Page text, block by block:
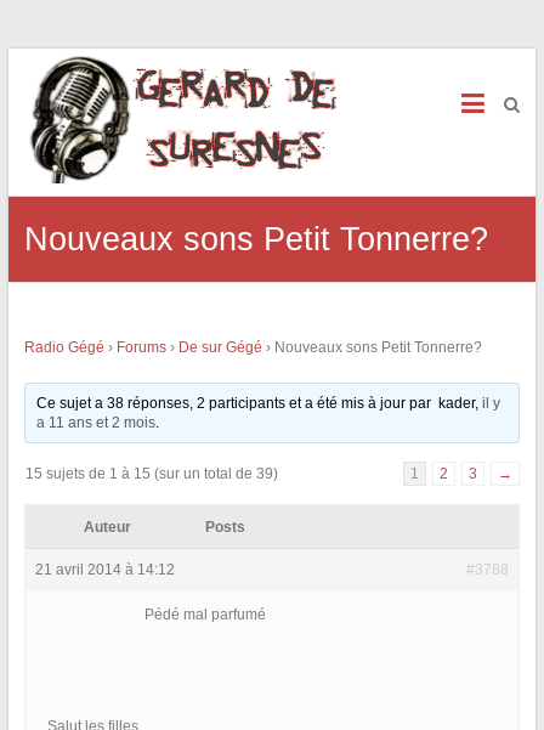
Nouveaux sons Petit Tonnerre?
Radio Gégé › Forums › De sur Gégé › Nouveaux sons Petit Tonnerre?
Ce sujet a 38 réponses, 2 participants et a été mis à jour par kader, il y
a 11 ans et 2 mois.
15 sujets de 1 à 15 (sur un total de 39) 1 2 3 →
Auteur Posts
21 avril 2014 à 14:12 #3788
Pédé mal parfumé
Salut les filles.